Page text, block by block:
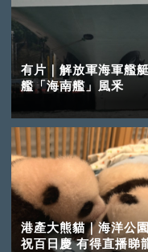
有片｜解放軍海軍艦
艦「海南艦」風釆
港產大熊貓｜海洋公
祝百日慶 有得直播睇